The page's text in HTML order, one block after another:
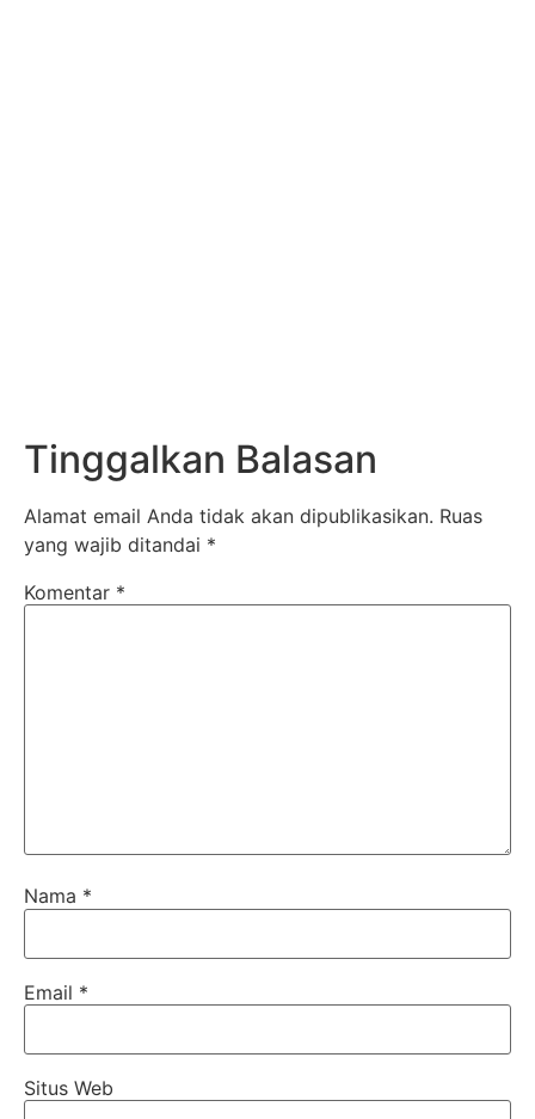
Tinggalkan Balasan
Alamat email Anda tidak akan dipublikasikan. Ruas
yang wajib ditandai *
Komentar *
Nama *
Email *
Situs Web